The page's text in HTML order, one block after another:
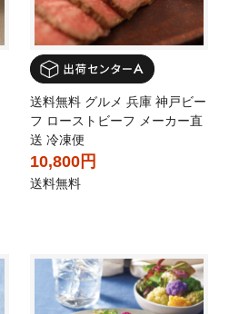
送料無料 グルメ 兵庫 神戸ビー
フ ローストビーフ メーカー直
送 冷凍便
10,800円
送料無料